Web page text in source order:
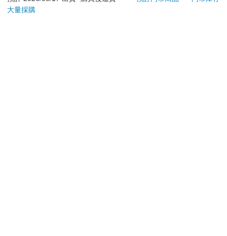
報紙、期刊或雜誌。（含MOOK、外文雜誌）
大量採購